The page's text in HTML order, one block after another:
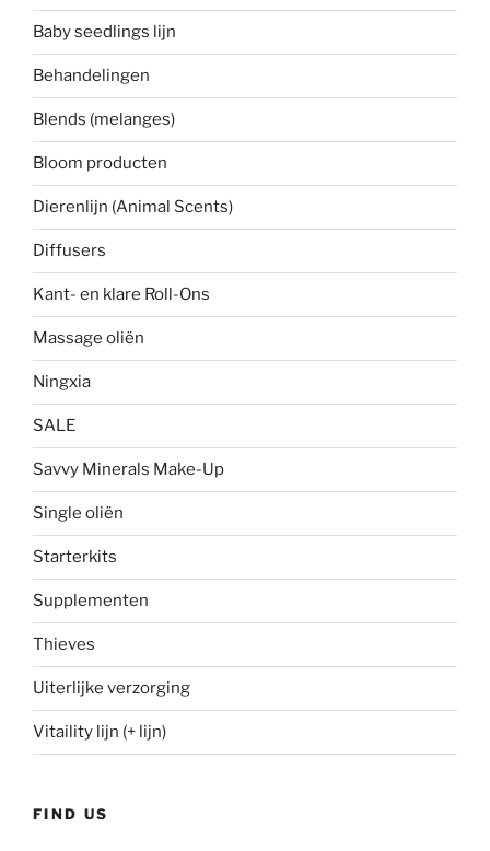
Baby seedlings lijn
Behandelingen
Blends (melanges)
Bloom producten
Dierenlijn (Animal Scents)
Diffusers
Kant- en klare Roll-Ons
Massage oliën
Ningxia
SALE
Savvy Minerals Make-Up
Single oliën
Starterkits
Supplementen
Thieves
Uiterlijke verzorging
Vitaility lijn (+ lijn)
FIND US